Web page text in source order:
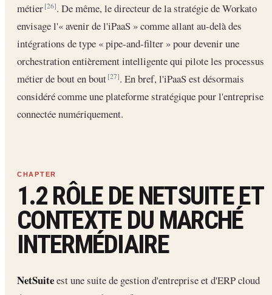
métier[26]. De même, le directeur de la stratégie de Workato
envisage l'« avenir de l'iPaaS » comme allant au-delà des
intégrations de type « pipe-and-filter » pour devenir une
orchestration entièrement intelligente qui pilote les processus
métier de bout en bout[27]. En bref, l'iPaaS est désormais
considéré comme une plateforme stratégique pour l'entreprise
connectée numériquement.
1.2 RÔLE DE NETSUITE ET
CONTEXTE DU MARCHÉ
INTERMÉDIAIRE
NetSuiteest une suite de gestion d'entreprise et d'ERP cloud